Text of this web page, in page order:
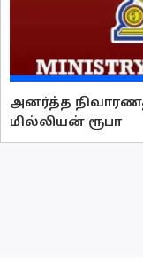
அனர்த்த
மில்லியன் ரூபா